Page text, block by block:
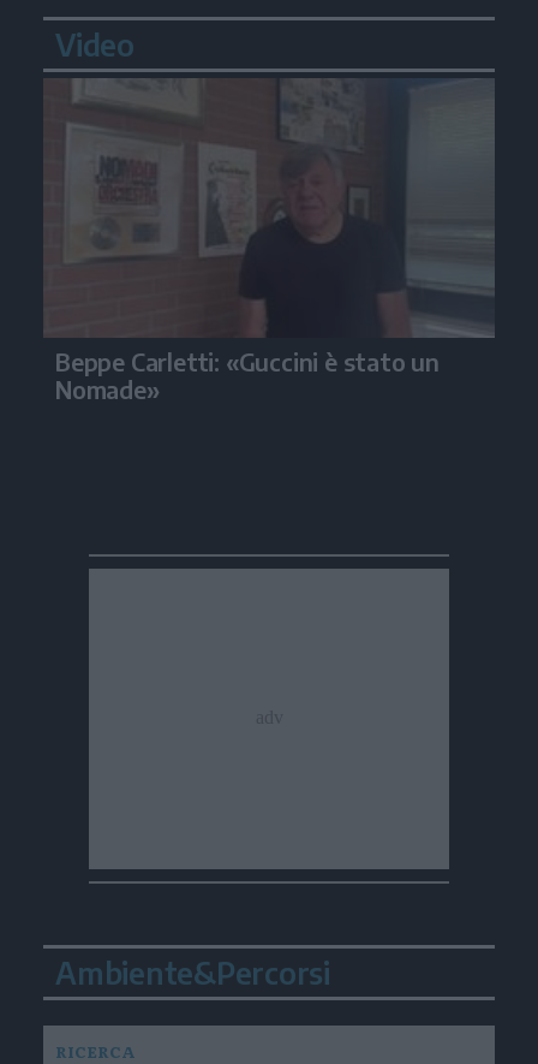
Video
Beppe Carletti: «Guccini è stato un
Nomade»
Ambiente&Percorsi
RICERCA